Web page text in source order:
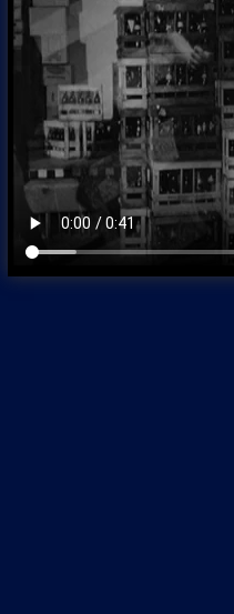
FILM
Museo Nazionale del Cinema
Fondazione Maria Adriana Prolo
Via Montebello, 20 - 10124 Torino, Italia
P.IVA 06407440012 - Copyright ©2009